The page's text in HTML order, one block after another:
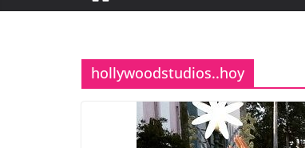
hollywoodstudios..hoy